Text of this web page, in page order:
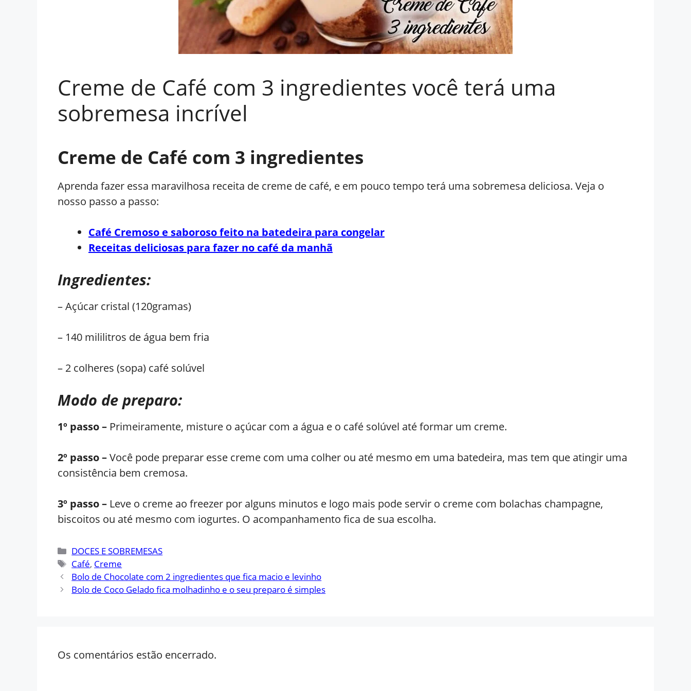
Creme de Café com 3 ingredientes você terá uma
sobremesa incrível
Creme de Café com 3 ingredientes
Aprenda fazer essa maravilhosa receita de creme de café, e em pouco tempo terá uma sobremesa deliciosa. Veja o
nosso passo a passo:
Café Cremoso e saboroso feito na batedeira para congelar
Receitas deliciosas para fazer no café da manhã
Ingredientes:
– Açúcar cristal (120gramas)
– 140 mililitros de água bem fria
– 2 colheres (sopa) café solúvel
Modo de preparo:
1º passo – Primeiramente, misture o açúcar com a água e o café solúvel até formar um creme.
2º passo –Você pode preparar esse creme com uma colher ou até mesmo em uma batedeira, mas tem que atingir uma
consistência bem cremosa.
3º passo – Leve o creme ao freezer por alguns minutos e logo mais pode servir o creme com bolachas champagne,
biscoitos ou até mesmo com iogurtes. O acompanhamento fica de sua escolha.
Categorias
DOCES E SOBREMESAS
Tags
Café, Creme
Bolo de Chocolate com 2 ingredientes que fica macio e levinho
Bolo de Coco Gelado fica molhadinho e o seu preparo é simples
Os comentários estão encerrado.